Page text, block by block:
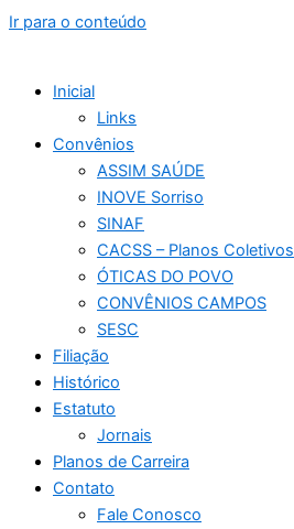
Ir para o conteúdo
Inicial
Links
Convênios
ASSIM SAÚDE
INOVE Sorriso
SINAF
CACSS – Planos Coletivos
ÓTICAS DO POVO
CONVÊNIOS CAMPOS
SESC
Filiação
Histórico
Estatuto
Jornais
Planos de Carreira
Contato
Fale Conosco